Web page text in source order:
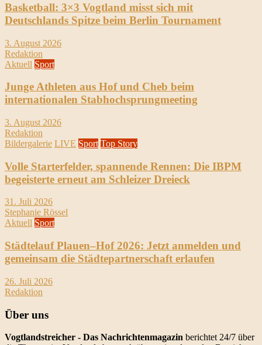
Basketball: 3×3 Vogtland misst sich mit
Deutschlands Spitze beim Berlin Tournament
3. August 2026
Redaktion
Aktuell Sport
Junge Athleten aus Hof und Cheb beim
internationalen Stabhochsprungmeeting
3. August 2026
Redaktion
Bildergalerie LIVE Sport Top Story
Volle Starterfelder, spannende Rennen: Die IBPM
begeisterte erneut am Schleizer Dreieck
31. Juli 2026
Stephanie Rössel
Aktuell Sport
Städtelauf Plauen–Hof 2026: Jetzt anmelden und
gemeinsam die Städtepartnerschaft erlaufen
26. Juli 2026
Redaktion
Über uns
Vogtlandstreicher - Das Nachrichtenmagazin berichtet 24/7 über